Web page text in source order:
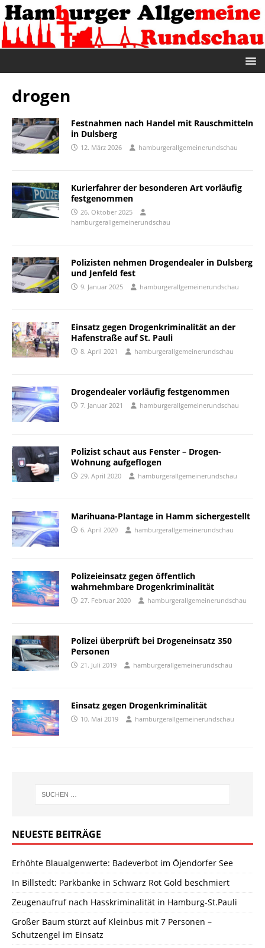
drogen
Festnahmen nach Handel mit Rauschmitteln
in Dulsberg
12. März 2026 hamburgerallgemeinerundschau
Kurierfahrer der besonderen Art vorläufig
festgenommen
26. Oktober 2025
hamburgerallgemeinerundschau
Polizisten nehmen Drogendealer in Dulsberg
und Jenfeld fest
9. Januar 2025 hamburgerallgemeinerundschau
Einsatz gegen Drogenkriminalität an der
Hafenstraße auf St. Pauli
8. April 2021 hamburgerallgemeinerundschau
Drogendealer vorläufig festgenommen
7. Januar 2021 hamburgerallgemeinerundschau
Polizist schaut aus Fenster – Drogen-
Wohnung aufgeflogen
29. April 2020 hamburgerallgemeinerundschau
Marihuana-Plantage in Hamm sichergestellt
6. April 2020 hamburgerallgemeinerundschau
Polizeieinsatz gegen öffentlich
wahrnehmbare Drogenkriminalität
27. Februar 2020 hamburgerallgemeinerundschau
Polizei überprüft bei Drogeneinsatz 350
Personen
21. Juli 2019 hamburgerallgemeinerundschau
Einsatz gegen Drogenkriminalität
10. Mai 2019 hamburgerallgemeinerundschau
NEUESTE BEITRÄGE
Erhöhte Blaualgenwerte: Badeverbot im Öjendorfer See
In Billstedt: Parkbänke in Schwarz Rot Gold beschmiert
Zeugenaufruf nach Hasskriminalität in Hamburg-St.Pauli
Großer Baum stürzt auf Kleinbus mit 7 Personen –
Schutzengel im Einsatz